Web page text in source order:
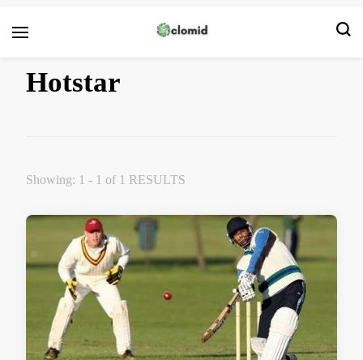
Hotstar
Showing: 1 - 1 of 1 RESULTS